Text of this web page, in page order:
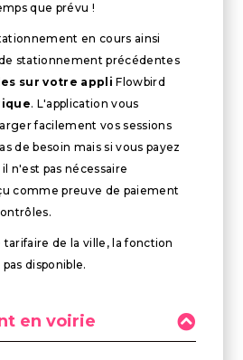
que prévu !
en cours ainsi
stationnement précédentes
sur votre appli Flowbird
. L'application vous
facilement vos sessions
de besoin mais si vous payez
n'est pas nécessaire
comme preuve de paiement
tarifaire de la ville, la fonction
disponible.
en voirie